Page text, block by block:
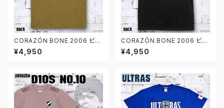
CORAZÓN BONE 2006 ビッ
グシルエット Tシャツ サンドカ
ーキ
¥4,950
CORAZÓN BONE 2006 ビッ
グシルエット Tシャツ ブラック
¥4,950